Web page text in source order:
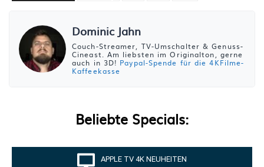
Dominic Jahn
Couch-Streamer, TV-Umschalter & Genuss-
Cineast. Am liebsten im Originalton, gerne
auch in 3D! Paypal-Spende für die 4KFilme-
Kaffeekasse
Beliebte Specials:
APPLE TV 4K NEUHEITEN